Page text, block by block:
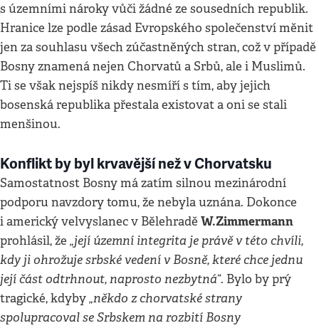
s územními nároky vůči žádné ze sousedních republik.
Hranice lze podle zásad Evropského společenství měnit
jen za souhlasu všech zúčastněných stran, což v případě
Bosny znamená nejen Chorvatů a Srbů, ale i Muslimů.
Ti se však nejspíš nikdy nesmíří s tím, aby jejich
bosenská republika přestala existovat a oni se stali
menšinou.
Konflikt by byl krvavější než v Chorvatsku
Samostatnost Bosny má zatím silnou mezinárodní
podporu navzdory tomu, že nebyla uznána. Dokonce
i americký velvyslanec v Bělehradě W.Zimmermann
prohlásil, že „její územní integrita je právě v této chvíli,
kdy ji ohrožuje srbské vedení v Bosně, které chce jednu
její část odtrhnout, naprosto nezbytná“. Bylo by prý
tragické, kdyby„někdo z chorvatské strany
spolupracoval se Srbskem na rozbití Bosny